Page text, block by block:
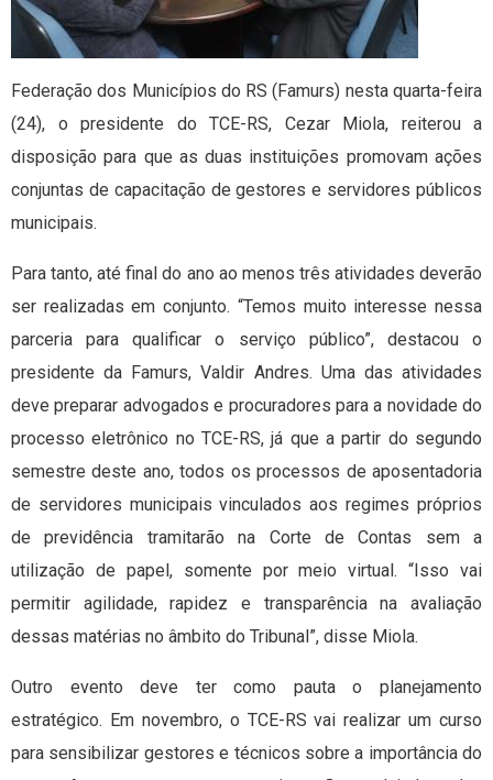
Federação dos Municípios do RS (Famurs) nesta quarta-feira
(24), o presidente do TCE-RS, Cezar Miola, reiterou a
disposição para que as duas instituições promovam ações
conjuntas de capacitação de gestores e servidores públicos
municipais.
Para tanto, até final do ano ao menos três atividades deverão
ser realizadas em conjunto. “Temos muito interesse nessa
parceria para qualificar o serviço público”, destacou o
presidente da Famurs, Valdir Andres. Uma das atividades
deve preparar advogados e procuradores para a novidade do
processo eletrônico no TCE-RS, já que a partir do segundo
semestre deste ano, todos os processos de aposentadoria
de servidores municipais vinculados aos regimes próprios
de previdência tramitarão na Corte de Contas sem a
utilização de papel, somente por meio virtual. “Isso vai
permitir agilidade, rapidez e transparência na avaliação
dessas matérias no âmbito do Tribunal”, disse Miola.
Outro evento deve ter como pauta o planejamento
estratégico. Em novembro, o TCE-RS vai realizar um curso
para sensibilizar gestores e técnicos sobre a importância do